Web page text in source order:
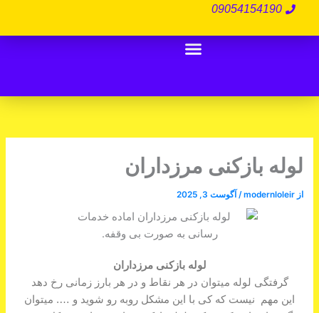
09054154190
Menu
لوله بازکنی مرزداران
از modernloleir
/ آگوست 3, 2025
لوله بازکنی مرزداران
گرفتگی لوله میتوان در هر نقاط و در هر بارز زمانی رخ دهد
این مهم نیست که کی با این مشکل روبه رو شوید و …. میتوان